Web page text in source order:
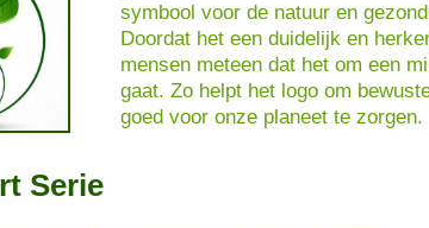
symbool voor de natuur en
Doordat het een duidelijk en
mensen meteen dat het om een
gaat. Zo helpt het logo om
goed voor onze planeet te zorgen.
Serie